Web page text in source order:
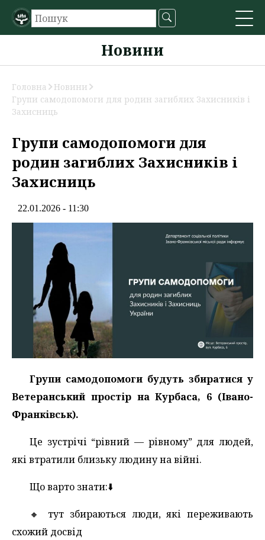
Новини
Головна
Новини
Групи самодопомоги для родин загиблих Захисників і
Захисниць
Групи самодопомоги для
родин загиблих Захисників і
Захисниць
22.01.2026 - 11:30
Групи самодопомоги будуть збиратися у
Ветеранський простір на Курбаса, 6 (Івано-
Франківськ).
Це зустрічі “рівний — рівному” для людей,
які втратили близьку людину на війні.
Що варто знати:⬇️
🔸️ тут збираються люди, які переживають
схожий досвід